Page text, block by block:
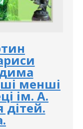
менші
ім. А.
дітей.